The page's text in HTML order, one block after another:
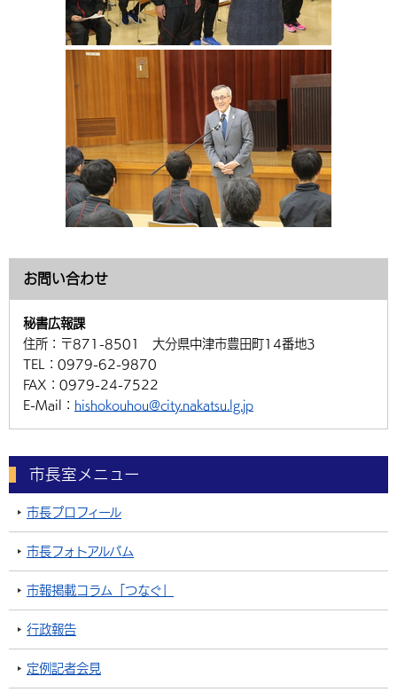
お問い合わせ
秘書広報課
住所： 〒871-8501 大分県中津市豊田町14番地3
TEL： 0979-62-9870
FAX： 0979-24-7522
E-Mail： hishokouhou@city.nakatsu.lg.jp
市長室メニュー
市長プロフィール
市長フォトアルバム
市報掲載コラム「つなぐ」
行政報告
定例記者会見